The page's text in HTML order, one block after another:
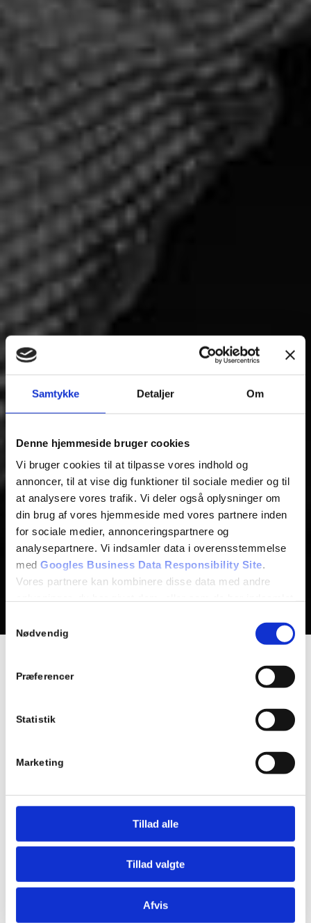
Samtykke Detaljer Om
Denne hjemmeside bruger cookies
Vi bruger cookies til at tilpasse vores indhold og
annoncer, til at vise dig funktioner til sociale medier og til
at analysere vores trafik. Vi deler også oplysninger om
din brug af vores hjemmeside med vores partnere inden
for sociale medier, annonceringspartnere og
analysepartnere. Vi indsamler data i overensstemmelse
med Googles Business Data Responsibility Site.
Vores partnere kan kombinere disse data med andre
Nødvendig
Præferencer
Statistik
Marketing
Tillad alle
Tillad valgte
Afvis
HISTORIEN STARTER I 1979
Herfølge Kleinsmedie A/S havde i virksomhedens første
år hjemme på Vordingborgvej i Herfølge, i daglig tale på
Herfølge Kleinsmedie dog rammerne på “bakken”, og
flyttede til Solvangsvej i Herfølge, hvor virksomheden
forretningen og kompetencerne, og fremstår i dag som
én af Sjællands største og førende smedevirksomheder.
Herfølge Kleinsmedie A/S er i dag ejet af Jacob Mortensen
og Claus Munk.